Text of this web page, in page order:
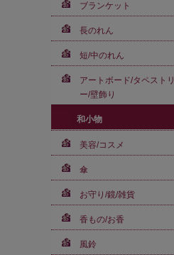
ブランケット
長のれん
短/中のれん
アートボード/タペストリ
ー/壁飾り
和小物
美容/コスメ
傘
お守り/鏡/雑貨
香もの/お香
風鈴